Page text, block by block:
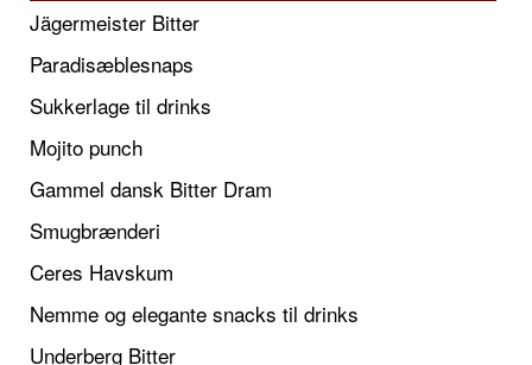
Jägermeister Bitter
Paradisæblesnaps
Sukkerlage til drinks
Mojito punch
Gammel dansk Bitter Dram
Smugbrænderi
Ceres Havskum
Nemme og elegante snacks til drinks
Underberg Bitter